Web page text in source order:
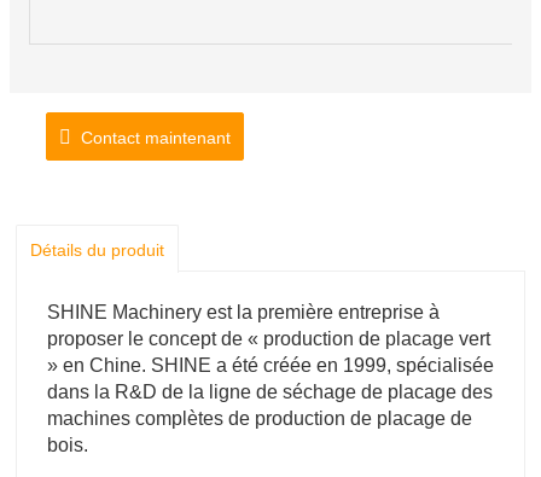
Contact maintenant
Détails du produit
SHINE Machinery est la première entreprise à
proposer le concept de « production de placage vert
» en Chine. SHINE a été créée en 1999, spécialisée
dans la R&D de la ligne de séchage de placage des
machines complètes de production de placage de
bois.